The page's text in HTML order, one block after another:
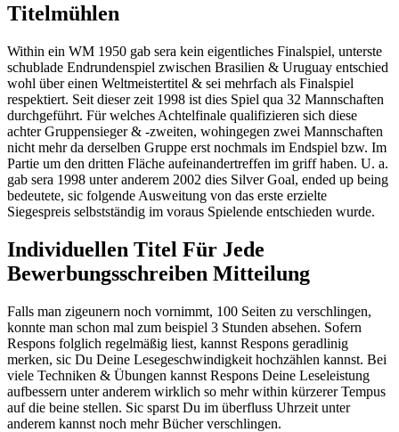
Titelmühlen
Within ein WM 1950 gab sera kein eigentliches Finalspiel, unterste
schublade Endrundenspiel zwischen Brasilien & Uruguay entschied
wohl über einen Weltmeistertitel & sei mehrfach als Finalspiel
respektiert. Seit dieser zeit 1998 ist dies Spiel qua 32 Mannschaften
durchgeführt. Für welches Achtelfinale qualifizieren sich diese
achter Gruppensieger & -zweiten, wohingegen zwei Mannschaften
nicht mehr da derselben Gruppe erst nochmals im Endspiel bzw. Im
Partie um den dritten Fläche aufeinandertreffen im griff haben. U. a.
gab sera 1998 unter anderem 2002 dies Silver Goal, ended up being
bedeutete, sic folgende Ausweitung von das erste erzielte
Siegespreis selbstständig im voraus Spielende entschieden wurde.
Individuellen Titel Für Jede
Bewerbungsschreiben Mitteilung
Falls man zigeunern noch vornimmt, 100 Seiten zu verschlingen,
konnte man schon mal zum beispiel 3 Stunden absehen. Sofern
Respons folglich regelmäßig liest, kannst Respons geradlinig
merken, sic Du Deine Lesegeschwindigkeit hochzählen kannst. Bei
viele Techniken & Übungen kannst Respons Deine Leseleistung
aufbessern unter anderem wirklich so mehr within kürzerer Tempus
auf die beine stellen. Sic sparst Du im überfluss Uhrzeit unter
anderem kannst noch mehr Bücher verschlingen.